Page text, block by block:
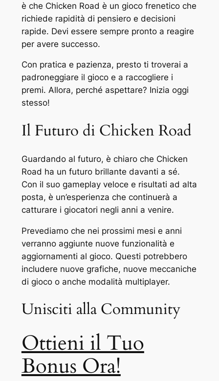
è che Chicken Road è un gioco frenetico che
richiede rapidità di pensiero e decisioni
rapide. Devi essere sempre pronto a reagire
per avere successo.
Con pratica e pazienza, presto ti troverai a
padroneggiare il gioco e a raccogliere i
premi. Allora, perché aspettare? Inizia oggi
stesso!
Il Futuro di Chicken Road
Guardando al futuro, è chiaro che Chicken
Road ha un futuro brillante davanti a sé.
Con il suo gameplay veloce e risultati ad alta
posta, è un’esperienza che continuerà a
catturare i giocatori negli anni a venire.
Prevediamo che nei prossimi mesi e anni
verranno aggiunte nuove funzionalità e
aggiornamenti al gioco. Questi potrebbero
includere nuove grafiche, nuove meccaniche
di gioco o anche modalità multiplayer.
Unisciti alla Community
Ottieni il Tuo
Bonus Ora!